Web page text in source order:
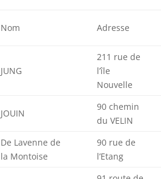
Nom Adresse
JUNG
211 rue de
l’île
Nouvelle
JOUIN
90 chemin
du VELIN
De Lavenne de
la Montoise
90 rue de
l’Etang